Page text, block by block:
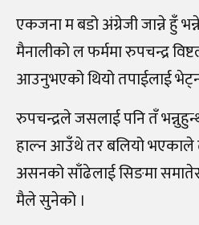
एकजना म बडो अंग्रेजी जान्ने हुँ
मैनालीको ल फर्ममा रुपचन्द्र
आउनुभएको थियो तपाईलाई
रुपचन्द्रले जसलाई पनि तँ
हाल्न आउँथे तर बलियो भएकाले
असनको साँढेलाई सिङमा समातेर
मैले सुनेको ।